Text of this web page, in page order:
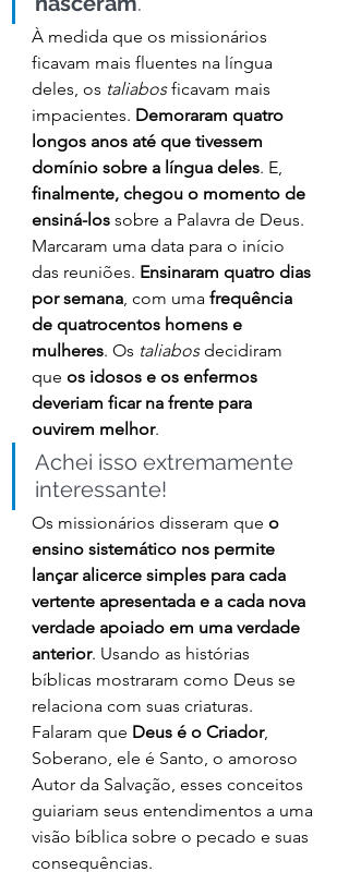
À medida que os missionários
ficavam mais fluentes na língua
deles, os taliabos ficavam mais
impacientes. Demoraram quatro
longos anos até que tivessem
domínio sobre a língua deles. E,
finalmente, chegou o momento de
ensiná-los sobre a Palavra de Deus.
Marcaram uma data para o início
das reuniões. Ensinaram quatro dias
por semana, com uma frequência
de quatrocentos homens e
mulheres. Os taliabos decidiram
que os idosos e os enfermos
deveriam ficar na frente para
ouvirem melhor.
Achei isso extremamente
interessante!
Os missionários disseram que o
ensino sistemático nos permite
lançar alicerce simples para cada
vertente apresentada e a cada nova
verdade apoiado em uma verdade
anterior. Usando as histórias
bíblicas mostraram como Deus se
relaciona com suas criaturas.
Falaram que Deus é o Criador,
Soberano, ele é Santo, o amoroso
Autor da Salvação, esses conceitos
guiariam seus entendimentos a uma
visão bíblica sobre o pecado e suas
consequências.